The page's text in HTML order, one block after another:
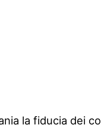
la fiducia dei